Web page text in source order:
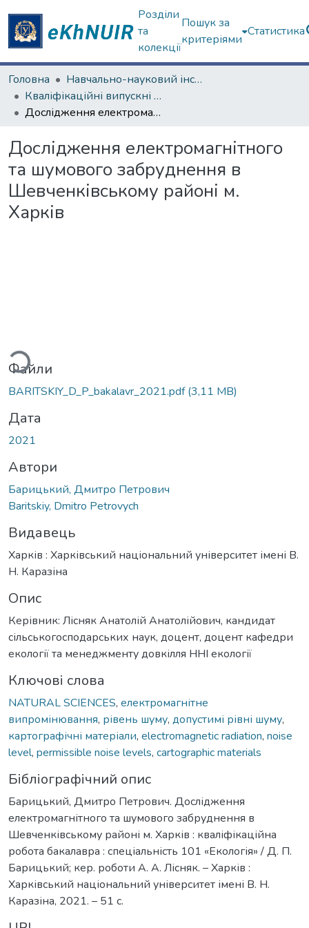
Розділи
та
колекції
Пошук за
критеріями
Статистика
Головна
Навчально-науковий інститут екології, зеленої енергетики та сталого розвитку
Кваліфікаційні випускні роботи бакалаврів. Навчально-науковий інститут екології, зеленої енергетики та сталого розвитку
Дослідження електромагнітного та шумового забруднення в Шевченківському районі м. Харків
Дослідження електромагнітного
та шумового забруднення в
Шевченківському районі м.
Харків
Файли
BARITSKIY_D_P_bakalavr_2021.pdf(3,11 MB)
Дата
2021
Автори
Барицький, Дмитро Петрович
Baritskiy, Dmitro Petrovych
Видавець
Харків : Харківський національний університет імені В.
Н. Каразіна
Опис
Керівник: Лісняк Анатолій Анатолійович, кандидат
сільськогосподарських наук, доцент, доцент кафедри
екології та менеджменту довкілля ННІ екології
Ключові слова
NATURAL SCIENCES, eлектромагнітне
випромінювання, рівень шуму, допустимі рівні шуму,
картографічні матеріали, electromagnetic radiation, noise
level, permissible noise levels, cartographic materials
Бібліографічний опис
Барицький, Дмитро Петрович. Дослідження
електромагнітного та шумового забруднення в
Шевченківському районі м. Харків : кваліфікаційна
робота бакалавра : спеціальність 101 «Екологія» / Д. П.
Барицький; кер. роботи А. А. Лісняк. – Харків :
Харківський національний університет імені В. Н.
Каразіна, 2021. – 51 с.